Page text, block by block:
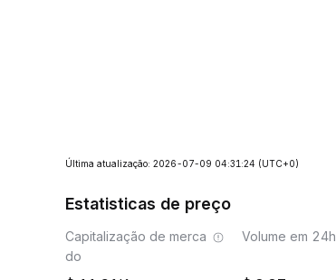
Última atualização: 2026-07-09 04:31:24 (UTC+0)
Estatisticas de preço
Capitalização de merca
do
Volume em 24h